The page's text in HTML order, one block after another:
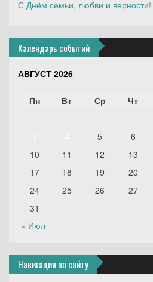
С Днём семьи, любви и верности!
Календарь событий
АВГУСТ 2026
Пн Вт Ср Чт
« Июл
5 6
10
11 12 13
17
18 19 20
24
25 26 27
31
Навигация по сайту